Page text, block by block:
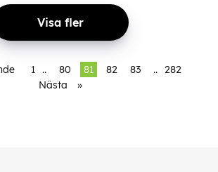
Visa fler
1 .. 80 81 82 83 .. 282
Nästa
»